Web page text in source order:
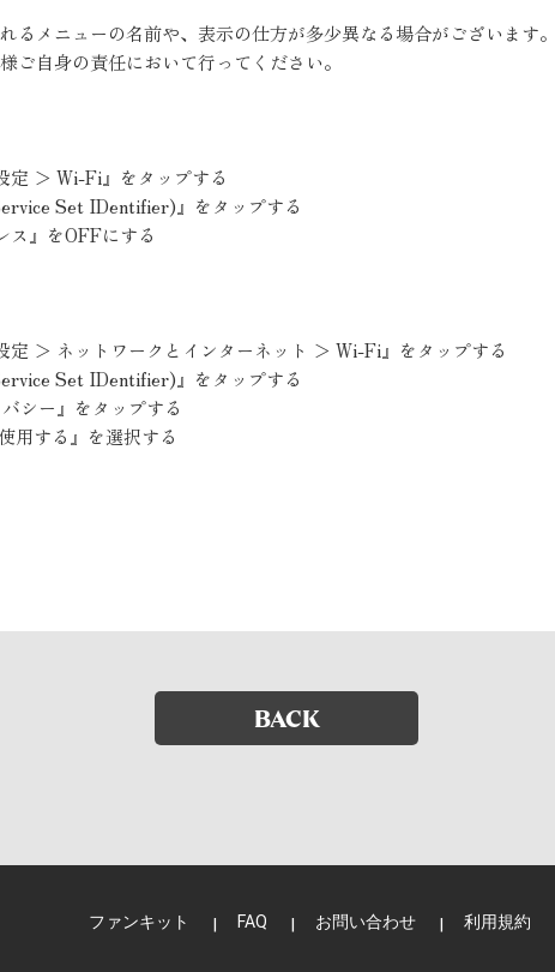
るメニューの名前や、表示の仕方が多少異なる場合がございます
ご自身の責任において行ってください。
定 ＞ Wi-Fi』をタップする
Set IDentifier)』をタップする
ス』をOFFにする
定 ＞ ネットワークとインターネット ＞ Wi-Fi』をタップする
Set IDentifier)』をタップする
シー』をタップする
用する』を選択する
BACK
ファンキット FAQ お問い合わせ 利用規約